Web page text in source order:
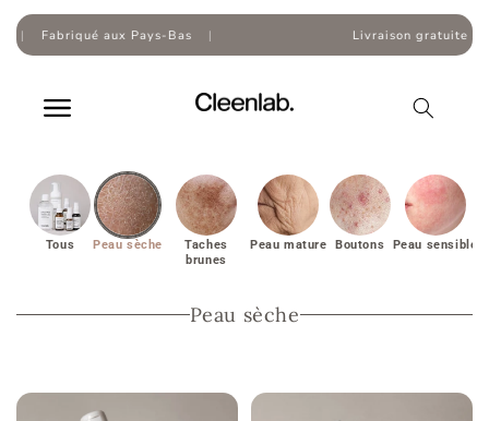
Skip to
content
Bas | Livraison gratuite à partir de50,00€
Tous Peau sèche
Taches
brunes
Peau mature Boutons Peau sensible
Peau sèche